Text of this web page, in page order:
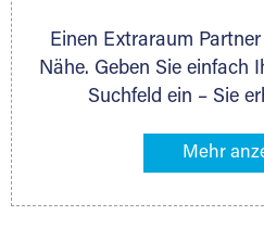
Einen Extraraum
Nähe. Geben Sie einfach
Suchfeld ein – Sie
Lagermöglichkeiten in
direkt online mieten.